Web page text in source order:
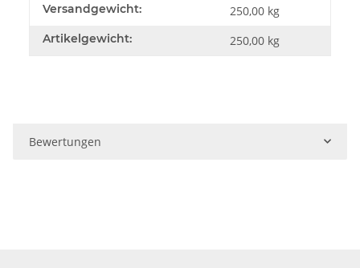
Versandgewicht: 250,00 kg
Artikelgewicht: 250,00 kg
Bewertungen